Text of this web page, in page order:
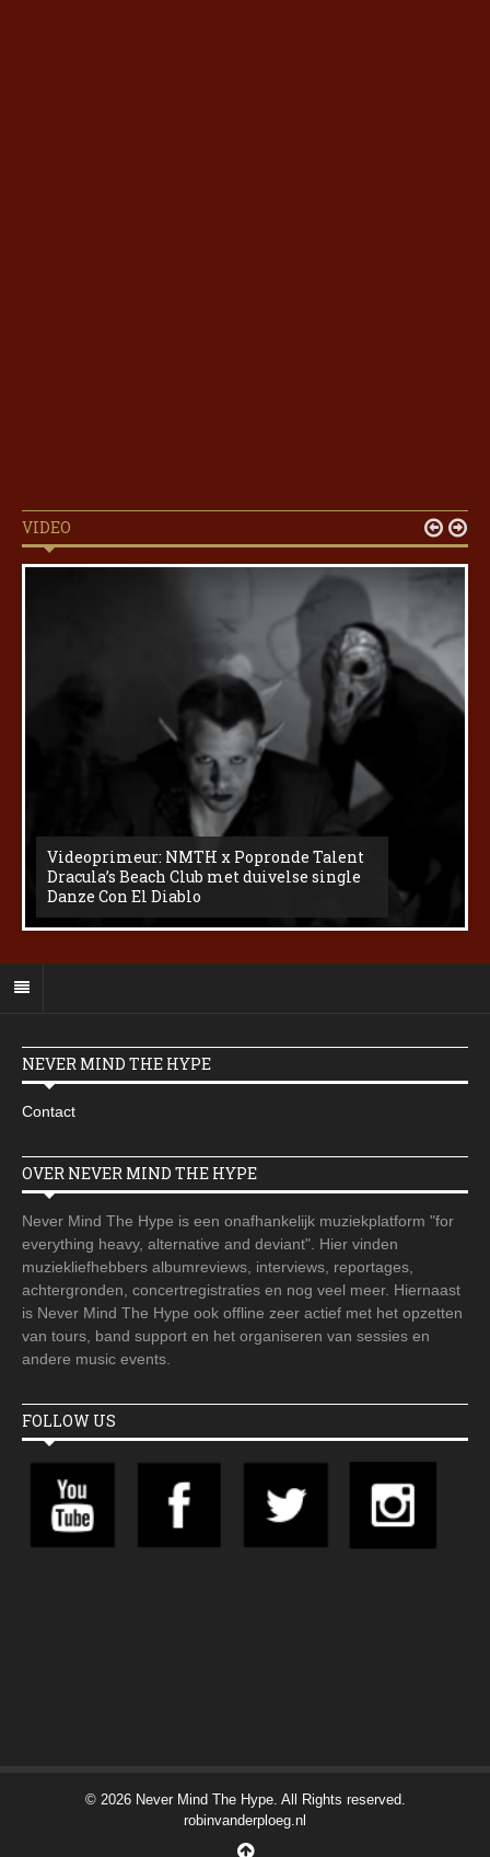
VIDEO
Videoprimeur: NMTH x Popronde Talent
Dracula’s Beach Club met duivelse single
Danze Con El Diablo
 
NEVER MIND THE HYPE
Contact
OVER NEVER MIND THE HYPE
Never Mind The Hype is een onafhankelijk muziekplatform "for
everything heavy, alternative and deviant". Hier vinden
muziekliefhebbers albumreviews, interviews, reportages,
achtergronden, concertregistraties en nog veel meer. Hiernaast
is Never Mind The Hype ook offline zeer actief met het opzetten
van tours, band support en het organiseren van sessies en
andere music events.
FOLLOW US
© 2026 Never Mind The Hype. All Rights reserved.
robinvanderploeg.nl